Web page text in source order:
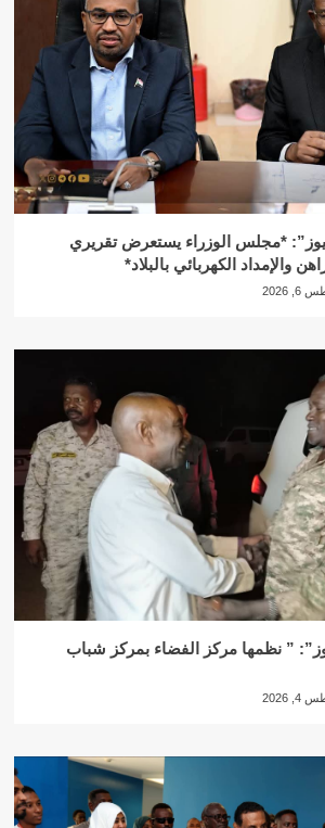
*مجلس الوزراء يستعرض تقريري
والإمداد الكهربائي بالبلاد*
2026
” نظمها مركز الفضاء بمركز شباب
2026